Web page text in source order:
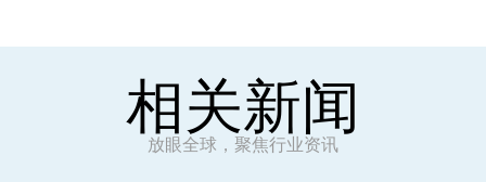
相关新闻
放眼全球，聚焦行业资讯